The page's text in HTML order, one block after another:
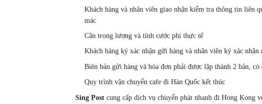
Khách hàng và nhân viên giao nhận kiểm tra thông tin liên
mác
Cân trọng lượng và tính cước phí thực tế
Khách hàng ký xác nhận gửi hàng và nhân viên ký xác nhận
Biên bản gửi hàng và hóa đơn phải được lập thành 2 bản, có
Quy trình vận chuyển cafe đi Hàn Quốc kết thúc
Sing Post cung cấp dịch vụ chuyển phát nhanh đi Hong Kong